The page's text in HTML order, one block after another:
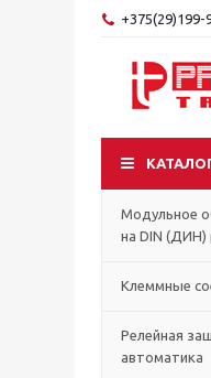
+375(29)199-
Модульное
на DIN (ДИН)
Клеммные
Релейная
автоматика